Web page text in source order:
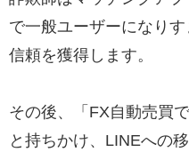
で一般ユーザーになり
信頼を獲得します。
その後、「FX自動売買
と持ちかけ、LINEへの